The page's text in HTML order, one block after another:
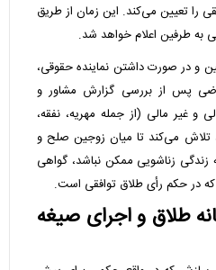
را تعیین می‌کند. این زمان از طریق
به طرفین اعلام خواهد شد.
و در صورت داشتن نماینده حقوقی،
پس از بررسی گزارش مشاور و
و غیر مالی (از جمله مهریه، نفقه،
تلاش می‌کند تا میان زوجین صلح و
زندگی زناشویی ممکن نباشد، گواهی
در حکم رأی طلاق توافقی است.
طلاق و اجرای صیغه